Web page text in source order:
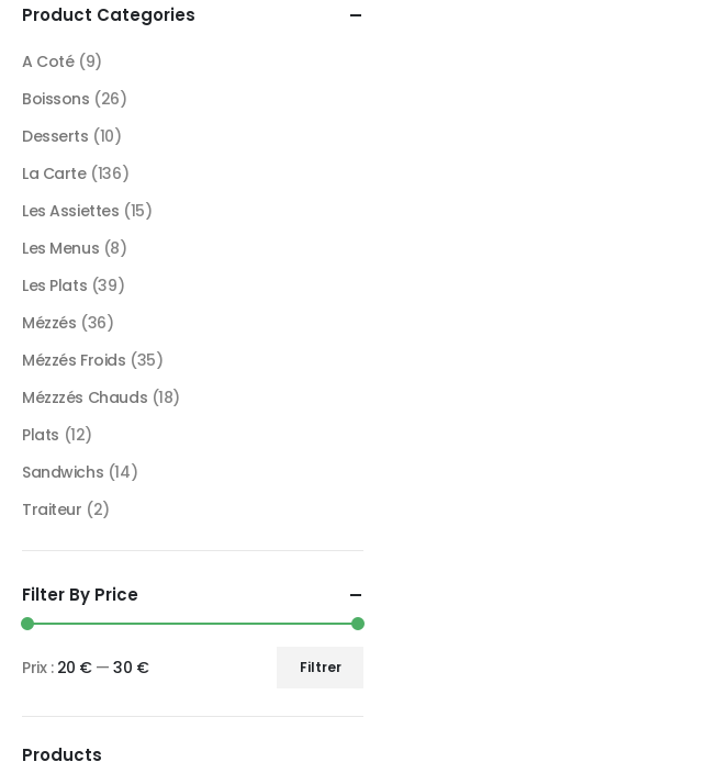
Product Categories
A Coté (9)
Boissons (26)
Desserts (10)
La Carte (136)
Les Assiettes (15)
Les Menus (8)
Les Plats (39)
Mézzés (36)
Mézzés Froids (35)
Mézzzés Chauds (18)
Plats (12)
Sandwichs (14)
Traiteur (2)
Filter By Price
Filtrer
Prix : 20 €—30 €
Products